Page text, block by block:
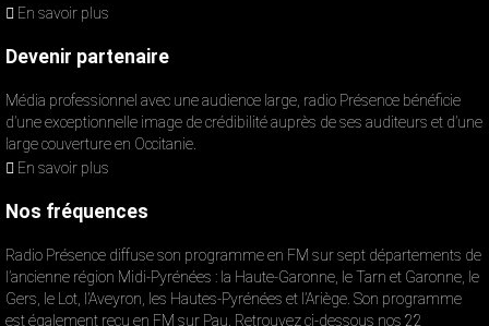
En savoir plus
Devenir partenaire
Média professionnel avec une audience large, radio Présence bénéficie
d’une exceptionnelle image de crédibilité auprès de ses auditeurs et d’une
large couverture en Occitanie.
En savoir plus
Nos fréquences
Radio Présence diffuse son programme en FM sur sept départements de
l’ancienne région Midi-Pyrénées : la Haute-Garonne, le Tarn et Garonne, le
Gers, le Lot, l’Aveyron, les Hautes-Pyrénées et l’Ariège. Son programme
est également reçu en FM sur Pau. Retrouvez ci-dessous nos 22